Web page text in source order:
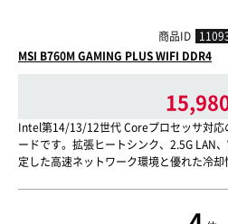
商品ID
MSI B760M GAMING PLUS WIFI DDR4
Intel第14/13/12世代 Coreプロセッサ対応
ードです。拡張ヒートシンク、2.5G LAN
定した高速ネットワーク環境と優れた冷